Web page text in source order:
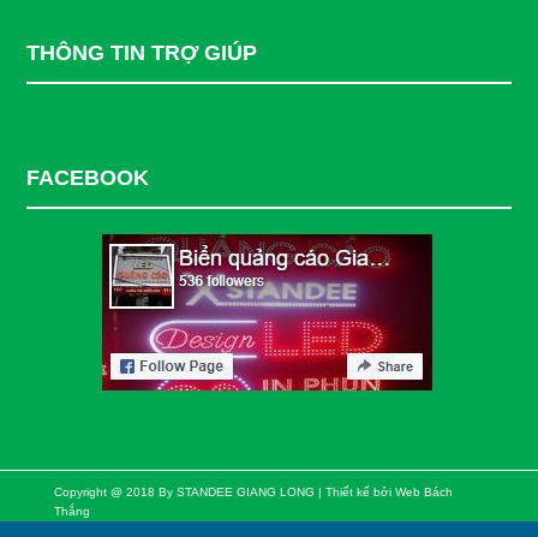
THÔNG TIN TRỢ GIÚP
FACEBOOK
Copyright @ 2018 By STANDEE GIANG LONG | Thiết kế bởi Web Bách
Thắng